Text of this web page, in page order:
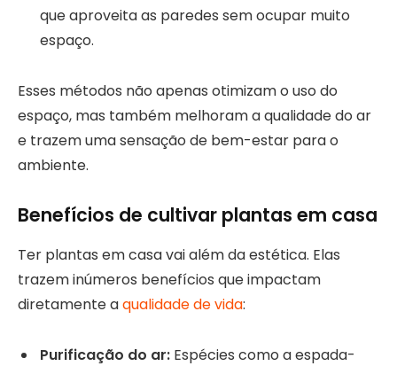
que aproveita as paredes sem ocupar muito
espaço.
Esses métodos não apenas otimizam o uso do
espaço, mas também melhoram a qualidade do ar
e trazem uma sensação de bem-estar para o
ambiente.
Benefícios de cultivar plantas em casa
Ter plantas em casa vai além da estética. Elas
trazem inúmeros benefícios que impactam
diretamente aqualidade de vida:
Purificação do ar: Espécies como a espada-